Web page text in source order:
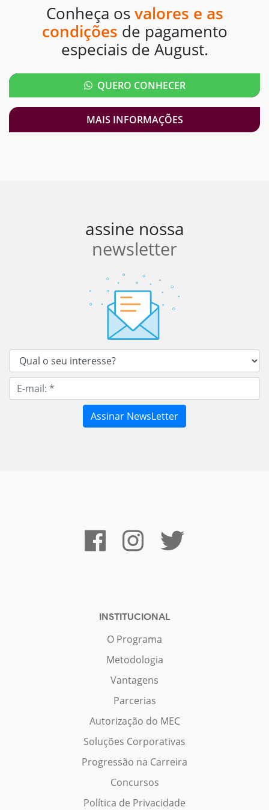
Conheça os valores e as
condições de pagamento
especiais de August.
QUERO CONHECER
MAIS INFORMAÇÕES
assine nossa
newsletter
INSTITUCIONAL
O Programa
Metodologia
Vantagens
Parcerias
Autorização do MEC
Soluções Corporativas
Progressão na Carreira
Concursos
Política de Privacidade